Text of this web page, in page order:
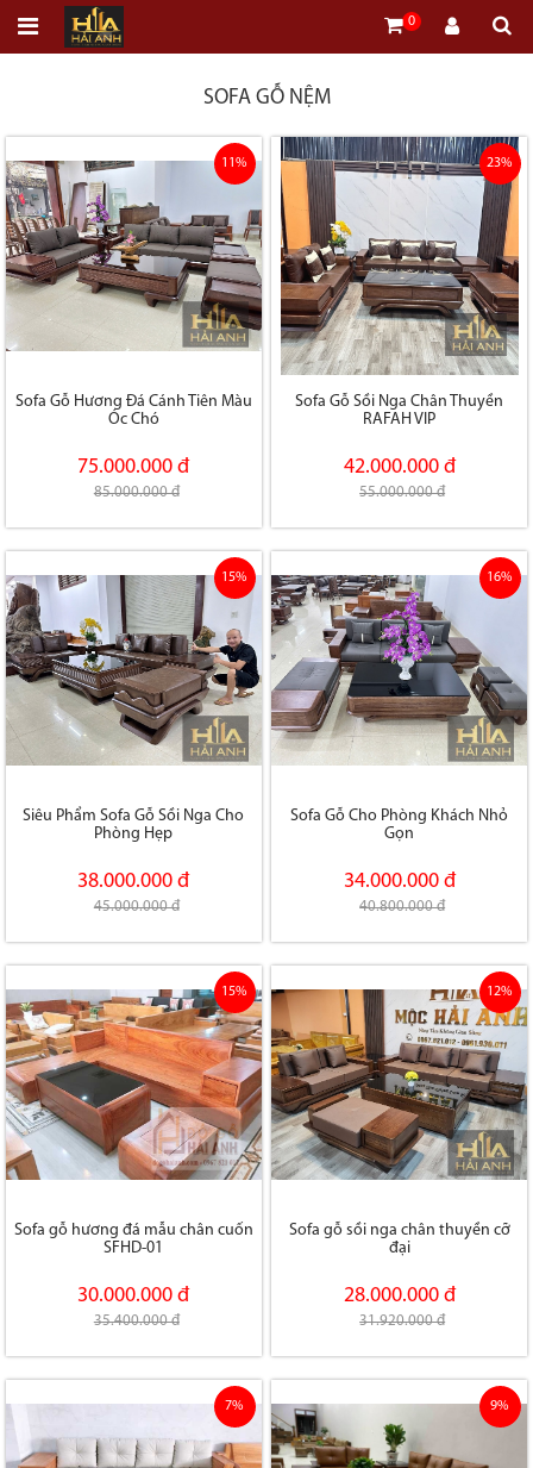
0
SOFA GỖ NỆM
Sofa Gỗ Hương Đá Cánh Tiên Màu
Óc Chó
75.000.000 đ
85.000.000 đ
11%
Sofa Gỗ Sồi Nga Chân Thuyền
RAFAH VIP
42.000.000 đ
55.000.000 đ
23%
Siêu Phẩm Sofa Gỗ Sồi Nga Cho
Phòng Hẹp
38.000.000 đ
45.000.000 đ
15%
Sofa Gỗ Cho Phòng Khách Nhỏ
Gọn
34.000.000 đ
40.800.000 đ
16%
Sofa gỗ hương đá mẫu chân cuốn
SFHD-01
30.000.000 đ
35.400.000 đ
15%
Sofa gỗ sồi nga chân thuyền cỡ
đại
28.000.000 đ
31.920.000 đ
12%
7% 9%